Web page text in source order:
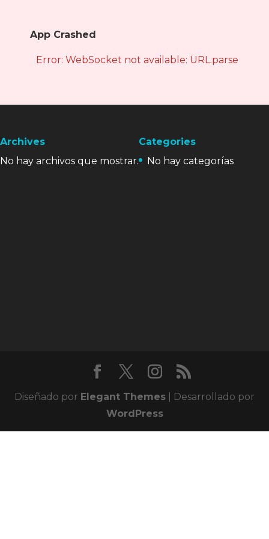
App Crashed
Error: WebSocket not available: URL.parse is
Archives
No hay archivos que mostrar.
Categories
No hay categorías
Diseñado por Elegant Themes | Desarrollado por
WordPress